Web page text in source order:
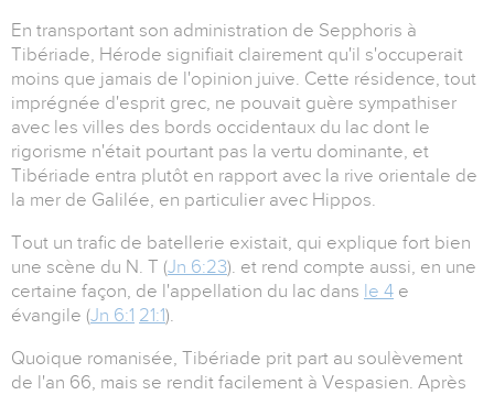
En transportant son administration de Sepphoris à
Tibériade, Hérode signifiait clairement qu'il s'occuperait
moins que jamais de l'opinion juive. Cette résidence, tout
imprégnée d'esprit grec, ne pouvait guère sympathiser
avec les villes des bords occidentaux du lac dont le
rigorisme n'était pourtant pas la vertu dominante, et
Tibériade entra plutôt en rapport avec la rive orientale de
la mer de Galilée, en particulier avec Hippos.
Tout un trafic de batellerie existait, qui explique fort bien
une scène du N. T (Jn 6:23). et rend compte aussi, en une
certaine façon, de l'appellation du lac dans le 4 e
évangile (Jn 6:1 21:1).
Quoique romanisée, Tibériade prit part au soulèvement
de l'an 66, mais se rendit facilement à Vespasien. Après